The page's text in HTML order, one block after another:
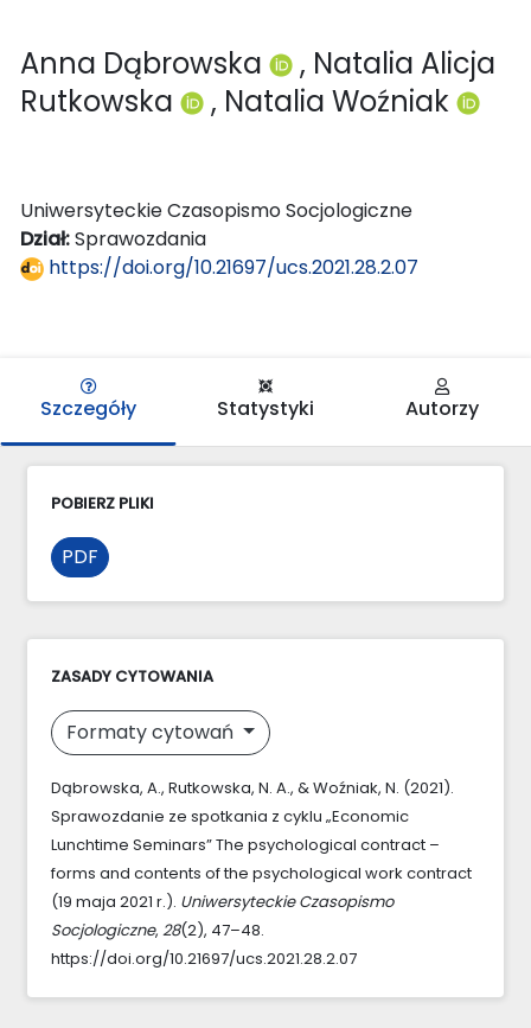
Anna Dąbrowska
, Natalia Alicja
Rutkowska
, Natalia Woźniak
Uniwersyteckie Czasopismo Socjologiczne
Dział:Sprawozdania
https://doi.org/10.21697/ucs.2021.28.2.07
Szczegóły Statystyki Autorzy
POBIERZ PLIKI
PDF
ZASADY CYTOWANIA
Formaty cytowań
Dąbrowska, A., Rutkowska, N. A., & Woźniak, N. (2021).
Sprawozdanie ze spotkania z cyklu „Economic
Lunchtime Seminars” The psychological contract –
forms and contents of the psychological work contract
(19 maja 2021 r.). Uniwersyteckie Czasopismo
Socjologiczne, 28(2), 47–48.
https://doi.org/10.21697/ucs.2021.28.2.07